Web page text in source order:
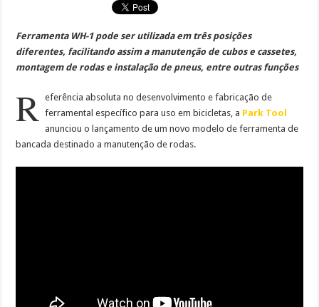
Ferramenta WH-1 pode ser utilizada em três posições
diferentes, facilitando assim a manutenção de cubos e cassetes,
montagem de rodas e instalação de pneus, entre outras funções
R eferência absoluta no desenvolvimento e fabricação de
ferramental específico para uso em bicicletas, a Park Tool
anunciou o lançamento de um novo modelo de ferramenta de
bancada destinado a manutenção de rodas.